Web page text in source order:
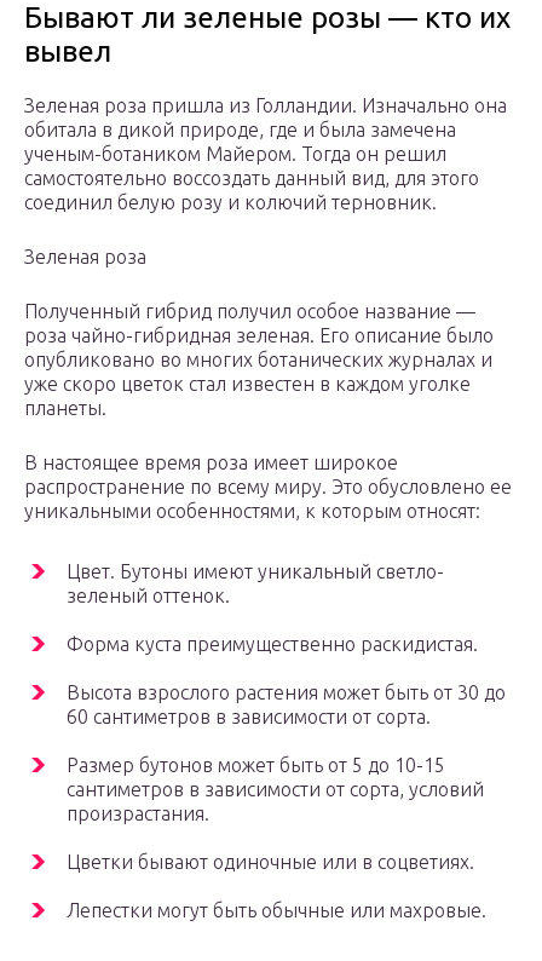
Бывают ли зеленые розы — кто их
вывел
Зеленая роза пришла из Голландии. Изначально она
обитала в дикой природе, где и была замечена
ученым-ботаником Майером. Тогда он решил
самостоятельно воссоздать данный вид, для этого
соединил белую розу и колючий терновник.
Зеленая роза
Полученный гибрид получил особое название —
роза чайно-гибридная зеленая. Его описание было
опубликовано во многих ботанических журналах и
уже скоро цветок стал известен в каждом уголке
планеты.
В настоящее время роза имеет широкое
распространение по всему миру. Это обусловлено ее
уникальными особенностями, к которым относят:
Цвет. Бутоны имеют уникальный светло-
зеленый оттенок.
Форма куста преимущественно раскидистая.
Высота взрослого растения может быть от 30 до
60 сантиметров в зависимости от сорта.
Размер бутонов может быть от 5 до 10-15
сантиметров в зависимости от сорта, условий
произрастания.
Цветки бывают одиночные или в соцветиях.
Лепестки могут быть обычные или махровые.